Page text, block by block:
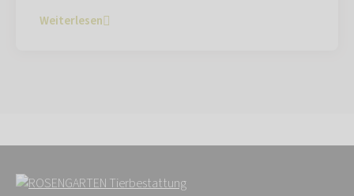
Weiterlesen